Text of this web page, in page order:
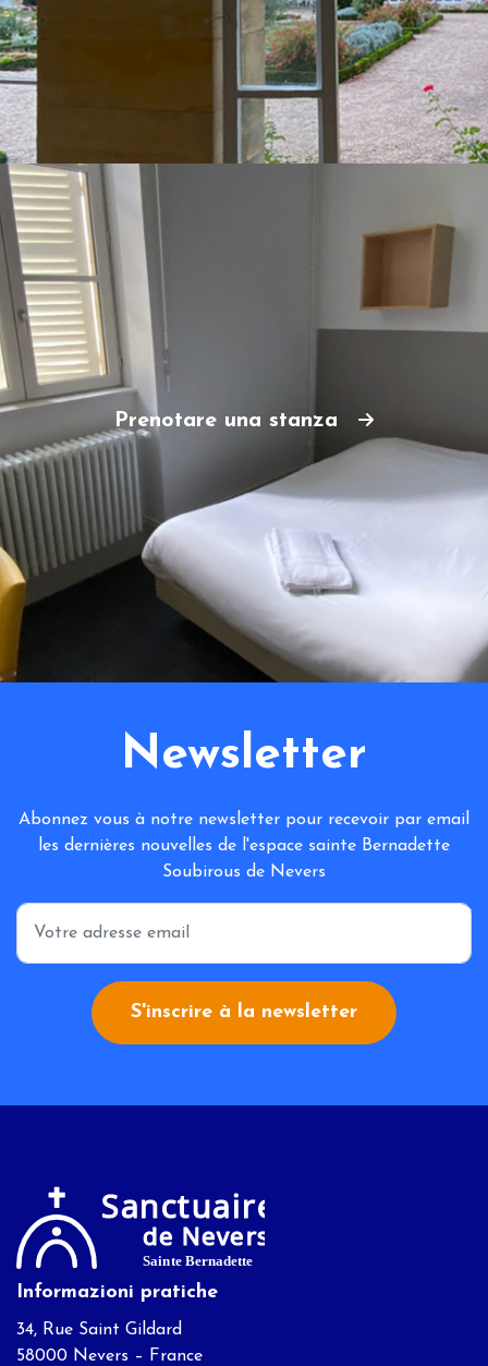
Prenotare una stanza
Newsletter
Abonnez vous à notre newsletter pour recevoir par email
les dernières nouvelles de l'espace sainte Bernadette
Soubirous de Nevers
*
S'inscrire à la newsletter
Informazioni pratiche
34, Rue Saint Gildard
58000 Nevers – France